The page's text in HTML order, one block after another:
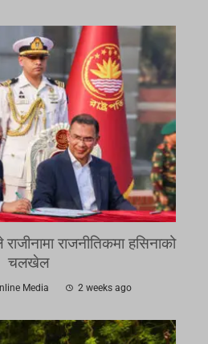
राजनीतिकमा हसिनाको
चलखेल
Media 2 weeks ago